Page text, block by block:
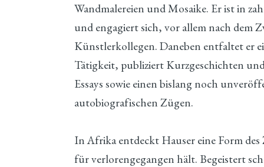
Wandmalereien und Mosaike. Er ist in
und engagiert sich, vor allem nach dem
Künstlerkollegen. Daneben entfaltet er
Tätigkeit, publiziert Kurzgeschichten
Essays sowie einen bislang noch
autobiografischen Zügen.
In Afrika entdeckt Hauser eine Form
für verlorengegangen hält. Begeistert